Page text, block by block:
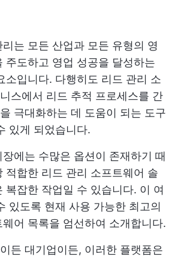
는 모든 산업과 모든 유형의 영
주도하고 영업 성공을 달성하는
소입니다. 다행히도 리드 관리 소
스에서 리드 추적 프로세스를 간
극대화하는 데 도움이 되는 도구
있게 되었습니다.
에는 수많은 옵션이 존재하기 때
적합한 리드 관리 소프트웨어 솔
복잡한 작업일 수 있습니다. 이 여
있도록 현재 사용 가능한 최고의
어 목록을 엄선하여 소개합니다.
든 대기업이든, 이러한 플랫폼은